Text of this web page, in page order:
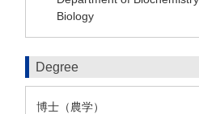
Biology
Degree
博士（農学）